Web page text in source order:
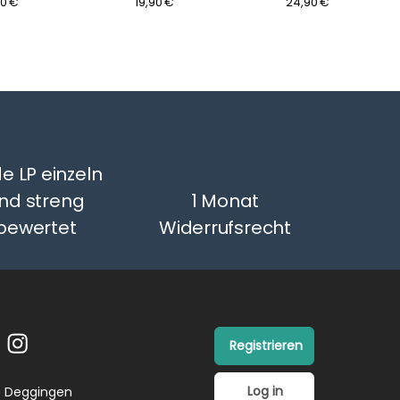
LP einzeln
streng
1 Monat
Widerrufsrecht
Deggingen
Registrieren
Log in